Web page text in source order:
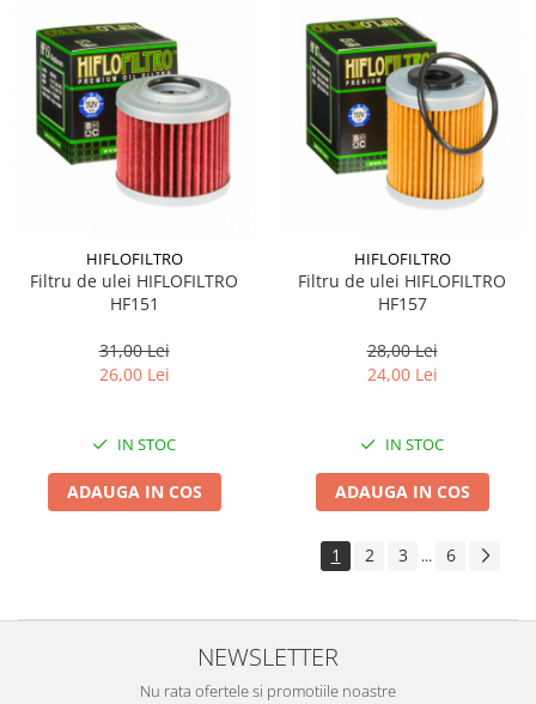
HIFLOFILTRO
Filtru de ulei HIFLOFILTRO
HF151
31,00 Lei
26,00 Lei
IN STOC
ADAUGA IN COS
HIFLOFILTRO
Filtru de ulei HIFLOFILTRO
HF157
28,00 Lei
24,00 Lei
IN STOC
ADAUGA IN COS
1 2 3 ... 6
NEWSLETTER
Nu rata ofertele si promotiile noastre